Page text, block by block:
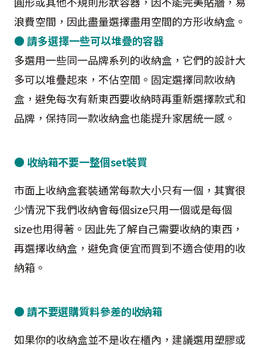
浪費空間，因此盡量選擇盡用空間的方形收納盒。
● 請多選擇一些可以堆疊的容器
多選用一些同一品牌系列的收納盒，它們的設計大
多可以堆疊起來，不佔空間。固定選擇同款收納
盒，避免每次有新東西要收納時再重新選擇款式和
品牌，保持同一款收納盒也能提升家居統一感。
● 收納箱不要一整個set裝買
市面上收納盒套裝通常每款大小只有一個，其實很
少情況下我們收納會每個size只用一個或是每個
size也用得著。因此先了解自己需要收納的東西，
再選擇收納盒，避免貪便宜而買到不適合使用的收
納箱。
● 請不要選購質料參差的收納箱
如果你的收納盒並不是收在櫃內，建議選用塑膠或